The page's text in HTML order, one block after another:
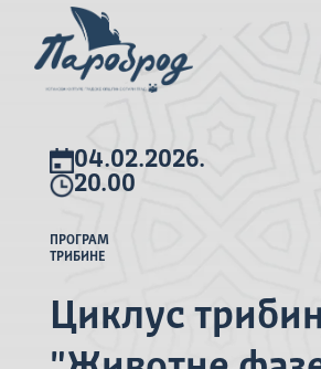
04.02.2026.
20.00
ПРОГРАМ
ТРИБИНЕ
Циклус